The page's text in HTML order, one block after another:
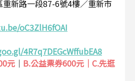
新路一段87-6號4樓／重新市
oC3ZlH6fOAI
4R7q7DEGcWffubEA8
元 ｜ B.公益票券600元｜C.先逛